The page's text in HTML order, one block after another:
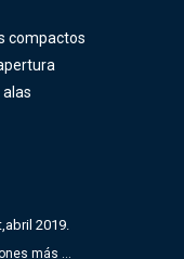
compactos
2019.
más ...